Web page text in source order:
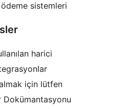
sistemleri
harici
için lütfen
Dokümantasyonu